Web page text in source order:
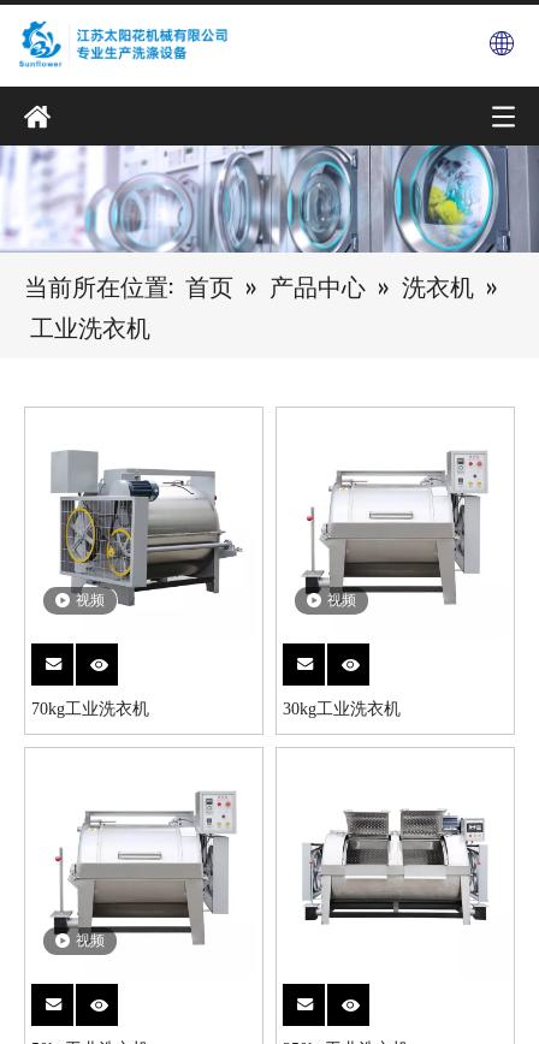
当前所在位置: 首页 » 产品中心 » 洗衣机 »
工业洗衣机
视频
70kg工业洗衣机
视频
30kg工业洗衣机
视频